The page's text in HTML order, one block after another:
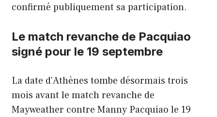
confirmé publiquement sa participation.
Le match revanche de Pacquiao
signé pour le 19 septembre
La date d'Athènes tombe désormais trois
mois avant le match revanche de
Mayweather contre Manny Pacquiao le 19